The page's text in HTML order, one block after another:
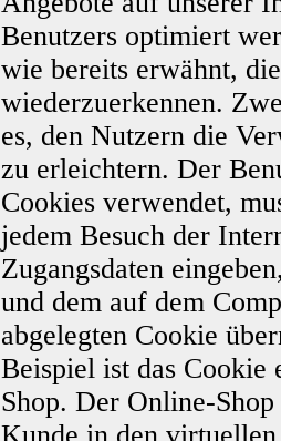
Benutzers optimiert
wie bereits erwähnt,
wiederzuerkennen.
es, den Nutzern die
zu erleichtern. Der
Cookies verwendet,
jedem Besuch der
Zugangsdaten
und dem auf dem
abgelegten Cookie
Beispiel ist das Cookie
Shop. Der Online-
Kunde in den